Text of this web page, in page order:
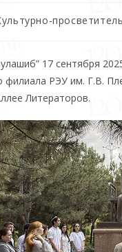
17 сентября
РЭУ им. Г.В.
Литераторов.